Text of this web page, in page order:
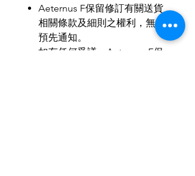
Aeternus F保留修訂有關送貨
相關條款及細則之權利，無須
預先通知。
如有任何爭議，
Aeternus F保